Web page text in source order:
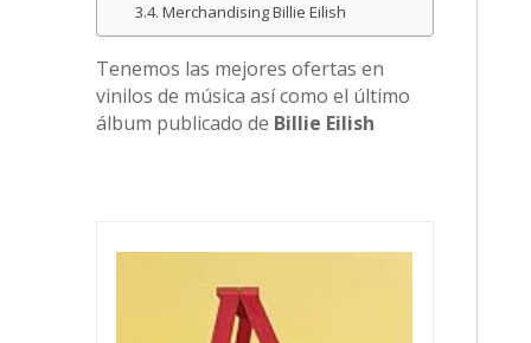
Merchandising Billie Eilish
Tenemos las mejores ofertas en
vinilos de música así como el último
álbum publicado de Billie Eilish